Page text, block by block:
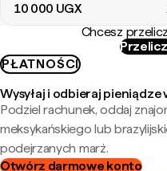
10 000 UGX
Chcesz
Przelicz
PŁATNOŚCI
Wysyłaj i odbieraj pieniądze
Podziel rachunek, oddaj
meksykańskiego lub
podejrzanych marż.
Otwórz darmowe konto